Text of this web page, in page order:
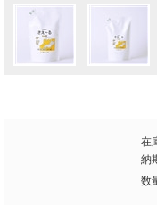
在
納
数